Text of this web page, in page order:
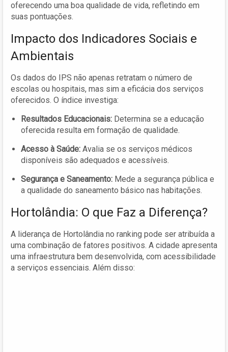
oferecendo uma boa qualidade de vida, refletindo em
suas pontuações.
Impacto dos Indicadores Sociais e
Ambientais
Os dados do IPS não apenas retratam o número de
escolas ou hospitais, mas sim a eficácia dos serviços
oferecidos. O índice investiga:
Resultados Educacionais: Determina se a educação
oferecida resulta em formação de qualidade.
Acesso à Saúde: Avalia se os serviços médicos
disponíveis são adequados e acessíveis.
Segurança e Saneamento: Mede a segurança pública e
a qualidade do saneamento básico nas habitações.
Hortolândia: O que Faz a Diferença?
A liderança de Hortolândia no ranking pode ser atribuída a
uma combinação de fatores positivos. A cidade apresenta
uma infraestrutura bem desenvolvida, com acessibilidade
a serviços essenciais. Além disso: